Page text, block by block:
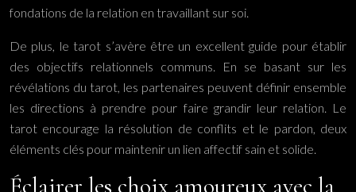
fondations de la relation en travaillant sur soi.
De plus, le tarot s’avère être un excellent guide pour établir
des objectifs relationnels communs. En se basant sur les
révélations du tarot, les partenaires peuvent définir ensemble
les directions à prendre pour faire grandir leur relation. Le
tarot encourage la résolution de conflits et le pardon, deux
éléments clés pour maintenir un lien affectif sain et solide.
Éclairer les choix amoureux avec la